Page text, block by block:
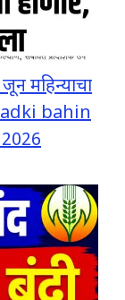
महिन्याचा
ladki bahin